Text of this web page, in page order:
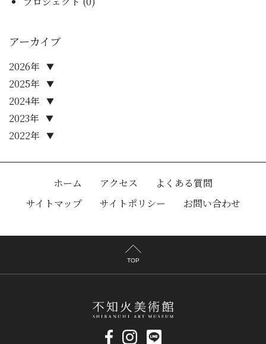
アーカイブ
2022年 ▼
2023年 ▼
2024年 ▼
2025年 ▼
2026年 ▼
ホーム アクセス
よくある質問
サイトマップ
サイトポリシー お問い合わせ
TOP